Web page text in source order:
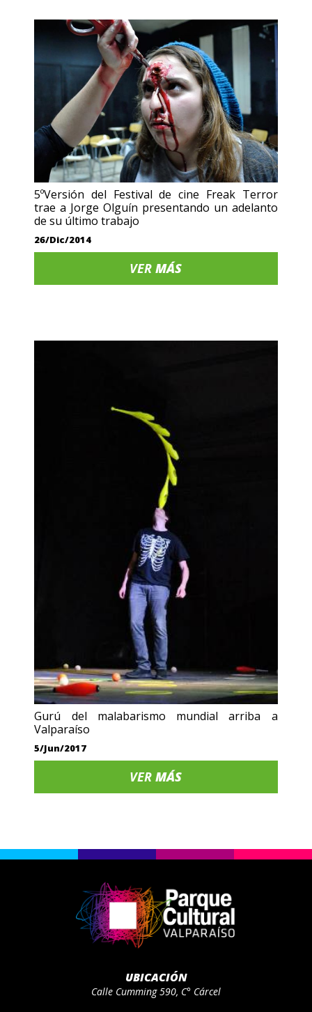
5ºVersión del Festival de cine Freak Terror
trae a Jorge Olguín presentando un adelanto
de su último trabajo
26/Dic/2014
VERMÁS
Gurú del malabarismo mundial arriba a
Valparaíso
5/Jun/2017
VERMÁS
UBICACIÓN
Calle Cumming 590, C° Cárcel